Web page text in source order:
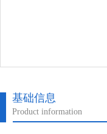
基础信息
Product information